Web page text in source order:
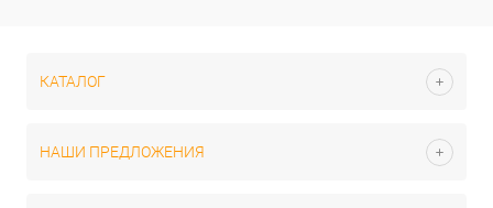
КАТАЛОГ
НАШИ ПРЕДЛОЖЕНИЯ